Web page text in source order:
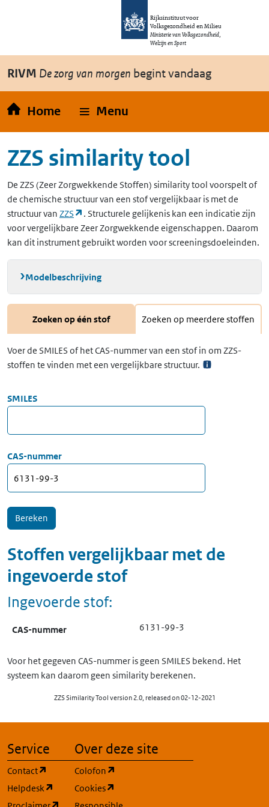
Overslaan en naar de inhoud gaan
Rijksinstituut voor
Volksgezondheid en Milieu
Ministerie van Volksgezondheid,
Welzijn en Sport
RIVM De zorg van morgen begint vandaag
Home Menu
ZZS similarity tool
De ZZS (Zeer Zorgwekkende Stoffen) similarity tool voorspelt of
de chemische structuur van een stof vergelijkbaar is met de
structuur van ZZS (opent in een nieuw tabblad)
. Structurele gelijkenis kan een indicatie zijn
voor vergelijkbare Zeer Zorgwekkende eigenschappen. Daarom
kan dit instrument gebruikt worden voor screeningsdoeleinden.
Modelbeschrijving
Zoeken op één stof Zoeken op meerdere stoffen
Voer de SMILES of het CAS-nummer van een stof in om ZZS-
stoffen te vinden met een vergelijkbare structuur.
SMILES
CAS-nummer
Stoffen vergelijkbaar met de
ingevoerde stof
Ingevoerde stof:
CAS-nummer 6131-99-3
Voor het gegeven CAS-nummer is geen SMILES bekend. Het
systeem kan daarom geen similarity berekenen.
ZZS Similarity Tool version 2.0, released on 02-12-2021
Service
Contact
(opent in een nieuw tabblad)
Helpdesk
(opent in een nieuw tabblad)
Over deze site
Colofon
Cookies